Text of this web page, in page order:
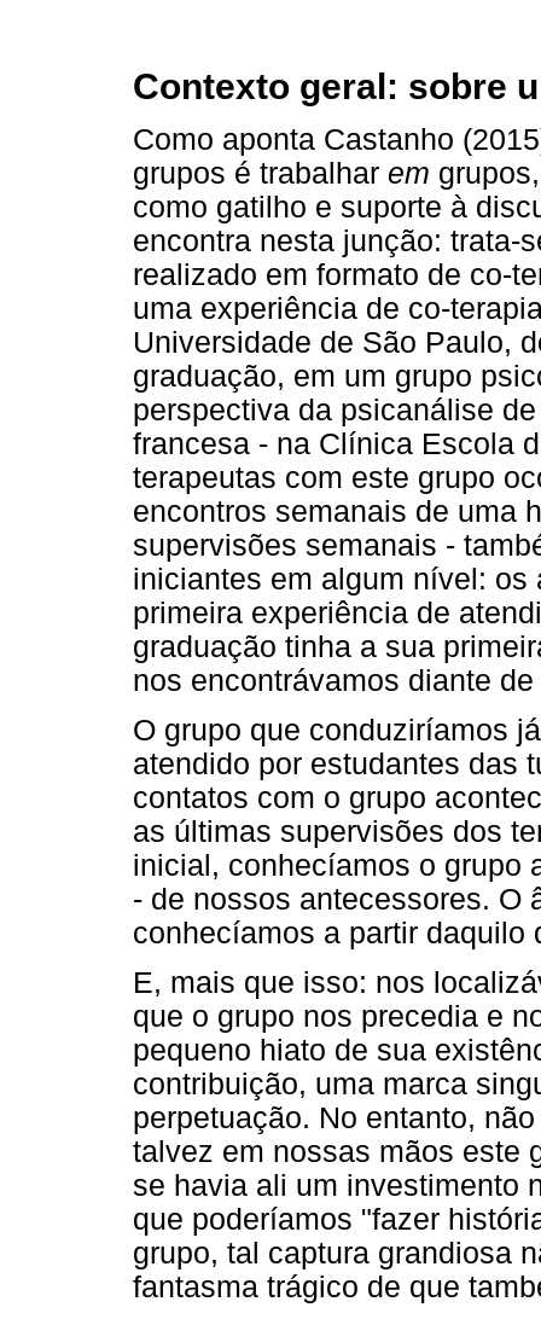
Contexto geral: sobre
Como aponta Castanho
grupos é trabalhar em
como gatilho e suporte à
encontra nesta junção: trata-
realizado em formato de co-
uma experiência de co-
Universidade de São Paulo,
graduação, em um grupo
perspectiva da psicanálise
francesa - na Clínica Escola
terapeutas com este grupo
encontros semanais de uma
supervisões semanais -
iniciantes em algum nível:
primeira experiência de
graduação tinha a sua
nos encontrávamos diante
O grupo que conduziríamos
atendido por estudantes das
contatos com o grupo
as últimas supervisões dos
inicial, conhecíamos o grupo
- de nossos antecessores. O
conhecíamos a partir daquilo
E, mais que isso: nos
que o grupo nos precedia e
pequeno hiato de sua
contribuição, uma marca
perpetuação. No entanto,
talvez em nossas mãos este
se havia ali um investimento
que poderíamos "fazer
grupo, tal captura grandiosa
fantasma trágico de que